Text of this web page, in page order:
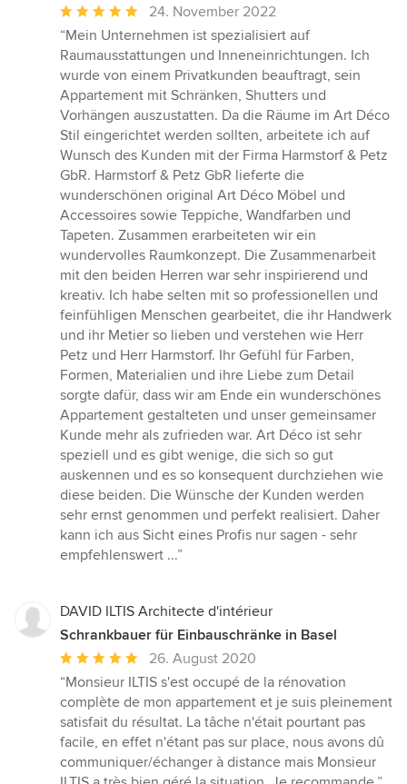
Durchschnittliche
Bewertung:
5
von
5
Sternen
24. November 2022
“Mein Unternehmen ist spezialisiert auf
Raumausstattungen und Inneneinrichtungen. Ich
wurde von einem Privatkunden beauftragt, sein
Appartement mit Schränken, Shutters und
Vorhängen auszustatten. Da die Räume im Art Déco
Stil eingerichtet werden sollten, arbeitete ich auf
Wunsch des Kunden mit der Firma Harmstorf & Petz
GbR. Harmstorf & Petz GbR lieferte die
wunderschönen original Art Déco Möbel und
Accessoires sowie Teppiche, Wandfarben und
Tapeten. Zusammen erarbeiteten wir ein
wundervolles Raumkonzept. Die Zusammenarbeit
mit den beiden Herren war sehr inspirierend und
kreativ. Ich habe selten mit so professionellen und
feinfühligen Menschen gearbeitet, die ihr Handwerk
und ihr Metier so lieben und verstehen wie Herr
Petz und Herr Harmstorf. Ihr Gefühl für Farben,
Formen, Materialien und ihre Liebe zum Detail
sorgte dafür, dass wir am Ende ein wunderschönes
Appartement gestalteten und unser gemeinsamer
Kunde mehr als zufrieden war. Art Déco ist sehr
speziell und es gibt wenige, die sich so gut
auskennen und es so konsequent durchziehen wie
diese beiden. Die Wünsche der Kunden werden
sehr ernst genommen und perfekt realisiert. Daher
kann ich aus Sicht eines Profis nur sagen - sehr
empfehlenswert ...”
DAVID ILTIS Architecte d'intérieur
Schrankbauer für Einbauschränke in Basel
Durchschnittliche
Bewertung:
5
von
5
Sternen
26. August 2020
“Monsieur ILTIS s'est occupé de la rénovation
complète de mon appartement et je suis pleinement
satisfait du résultat. La tâche n'était pourtant pas
facile, en effet n'étant pas sur place, nous avons dû
communiquer/échanger à distance mais Monsieur